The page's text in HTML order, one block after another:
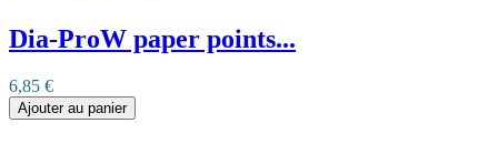
Dia-ProW paper points...
6,85 €
Ajouter au panier